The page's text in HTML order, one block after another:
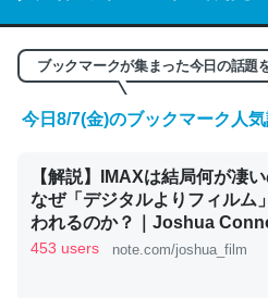
くらい。小説でいう「ずっと前
ど、短期記憶というには多い分
かりやすく強くなりそう
─GPTの仕組みと限界についての考察
ブックマークが集まった今日の話題
今日8/7(金)のブックマーク人
【解説】IMAXは結局何が凄い
なぜ「デジタルよりフィルム
われるのか？｜Joshua
453 users note.com/joshua_film